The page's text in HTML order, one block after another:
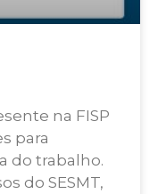
na FISP
para
do trabalho.
do SESMT,